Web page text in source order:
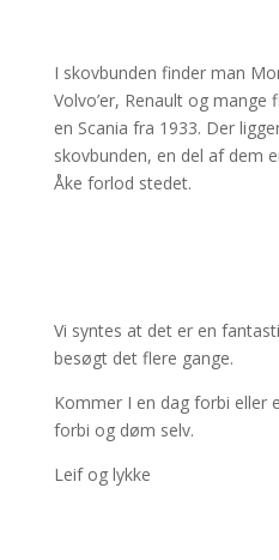
I skovbunden finder man
Volvo’er, Renault og
en Scania fra 1933. Der
skovbunden, en del af dem
Åke forlod stedet.
Vi syntes at det er en
besøgt det flere gange.
Kommer I en dag forbi eller
forbi og døm selv.
Leif og lykke